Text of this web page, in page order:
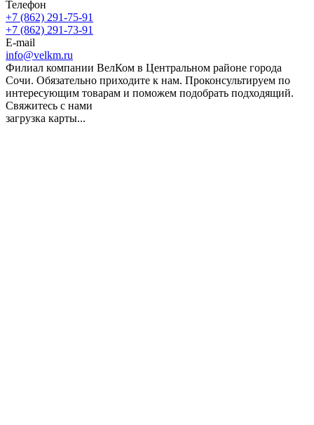
Телефон
+7 (862) 291-75-91
+7 (862) 291-73-91
E-mail
info@velkm.ru
Филиал компании ВелКом в Центральном районе города
Сочи. Обязательно приходите к нам. Проконсультируем по
интересующим товарам и поможем подобрать подходящий.
Свяжитесь с нами
загрузка карты...